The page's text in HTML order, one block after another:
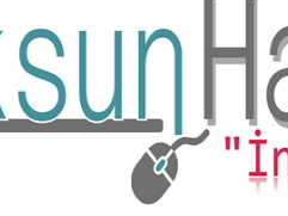
Başkan Cüce’ye Veda
Sona Doğru.